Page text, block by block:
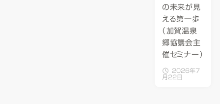
の未来が見
える第一歩
（加賀温泉
郷協議会主
催セミナー）
2026年7
月22日